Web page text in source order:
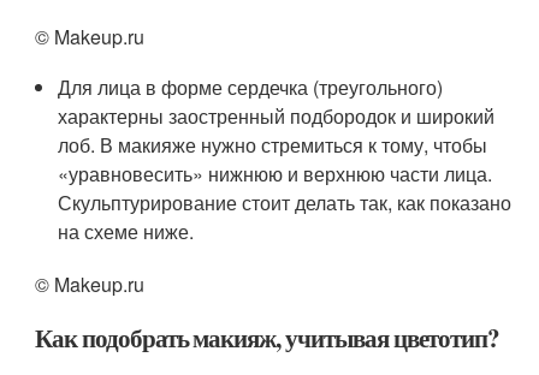
© Makeup.ru
Для лица в форме сердечка (треугольного)
характерны заостренный подбородок и широкий
лоб. В макияже нужно стремиться к тому, чтобы
«уравновесить» нижнюю и верхнюю части лица.
Скульптурирование стоит делать так, как показано
на схеме ниже.
© Makeup.ru
Как подобрать макияж, учитывая цветотип?